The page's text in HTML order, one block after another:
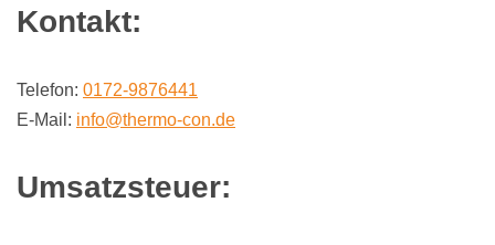
Kontakt:
Telefon: 0172-9876441
E-Mail: info@thermo-con.de
Umsatzsteuer: